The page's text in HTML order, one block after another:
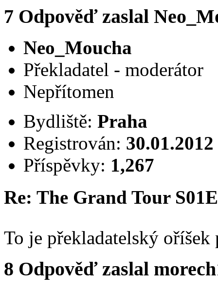
7 Odpověď zaslal
Neo_Moucha
Překladatel - moderátor
Nepřítomen
Bydliště: Praha
Registrován: 30.01.2012
Příspěvky: 1,267
Re: The Grand Tour
To je překladatelský oříšek
8 Odpověď zaslal